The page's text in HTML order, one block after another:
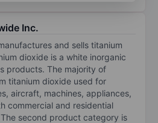
Inc.
and sells titanium
dioxide is a white inorganic
products. The majority of
titanium dioxide used for
aircraft, machines, appliances,
commercial and residential
second product category is